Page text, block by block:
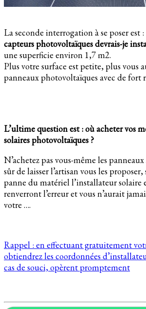
La seconde interrogation à se poser est :
capteurs photovoltaïques devrais-je
une superficie environ 1,7 m2.
Plus votre surface est petite, plus vous
panneaux photovoltaïques avec de fort
L’ultime question est : où acheter vos
solaires photovoltaïques ?
N’achetez pas vous-même les
sûr de laisser l’artisan vous les proposer,
panne du matériel l’installateur solaire
renverront l’erreur et vous n’aurait
votre ….
Rappel : en effectuant gratuitement
obtiendrez les coordonnées
cas de souci, opèrent promptement